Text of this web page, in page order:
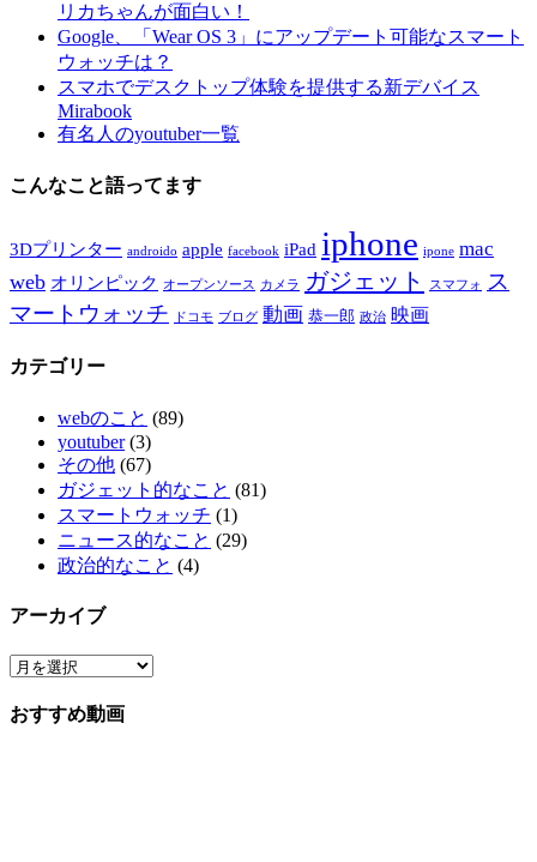
リカちゃんが面白い！
Google、「Wear OS 3」にアップデート可能なスマート
ウォッチは？
スマホでデスクトップ体験を提供する新デバイス
Mirabook
有名人のyoutuber一覧
こんなこと語ってます
3Dプリンター androido apple facebook iPad iphone ipone mac
web オリンピック オープンソース カメラ ガジェット スマフォ
ス
マートウォッチ
ドコモ ブログ 動画 恭一郎 政治 映画
カテゴリー
webのこと (89)
youtuber(3)
その他 (67)
ガジェット的なこと (81)
スマートウォッチ (1)
ニュース的なこと (29)
政治的なこと (4)
アーカイブ
おすすめ動画